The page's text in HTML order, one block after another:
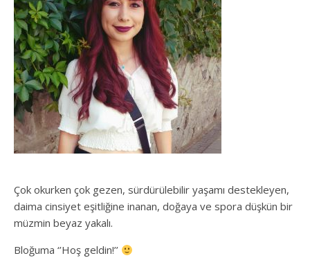
Çok okurken çok gezen, sürdürülebilir yaşamı destekleyen,
daima cinsiyet eşitliğine inanan, doğaya ve spora düşkün bir
müzmin beyaz yakalı.
Bloğuma ‘’Hoş geldin!’’